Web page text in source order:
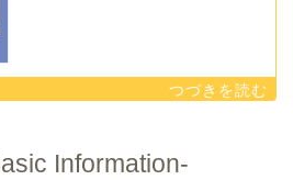
Information-